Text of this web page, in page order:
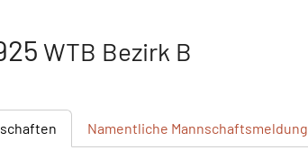
WTB Bezirk B
Namentliche Mannschaftsmeldung